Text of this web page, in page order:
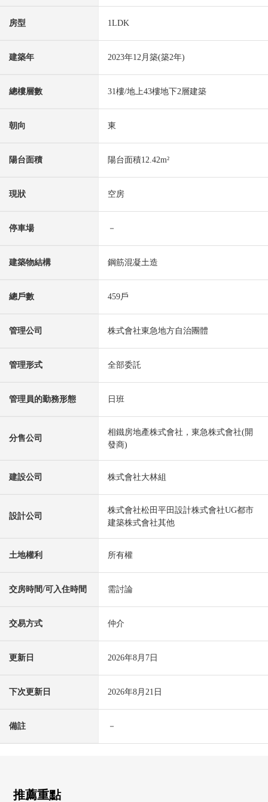
房型 1LDK
建築年 2023年12月築(築2年)
總樓層數 31樓/地上43樓地下2層建築
朝向 東
陽台面積 陽台面積12.42m²
現狀 空房
停車場 －
建築物結構 鋼筋混凝土造
總戶數 459戶
管理公司 株式會社東急地方自治團體
管理形式 全部委託
管理員的勤務形態 日班
分售公司
相鐵房地產株式會社，東急株式會社(開
發商)
建設公司 株式會社大林組
設計公司
株式會社松田平田設計株式會社UG都市
建築株式會社其他
土地權利 所有權
交房時間/可入住時間 需討論
交易方式 仲介
更新日 2026年8月7日
下次更新日 2026年8月21日
備註 －
推薦重點